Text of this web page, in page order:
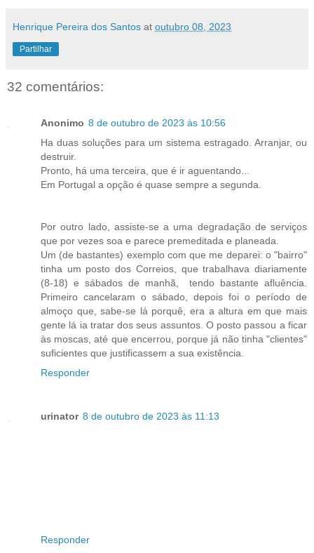
Henrique Pereira dos Santos at outubro 08, 2023
Partilhar
32 comentários:
Anonimo 8 de outubro de 2023 às 10:56
Ha duas soluções para um sistema estragado. Arranjar, ou
destruir.
Pronto, há uma terceira, que é ir aguentando...
Em Portugal a opção é quase sempre a segunda.
Por outro lado, assiste-se a uma degradação de serviços
que por vezes soa e parece premeditada e planeada.
Um (de bastantes) exemplo com que me deparei: o "bairro"
tinha um posto dos Correios, que trabalhava diariamente
(8-18) e sábados de manhã, tendo bastante afluência.
Primeiro cancelaram o sábado, depois foi o período de
almoço que, sabe-se lá porquê, era a altura em que mais
gente lá ia tratar dos seus assuntos. O posto passou a ficar
às moscas, até que encerrou, porque já não tinha "clientes"
suficientes que justificassem a sua existência.
Responder
urinator 8 de outubro de 2023 às 11:13
Responder